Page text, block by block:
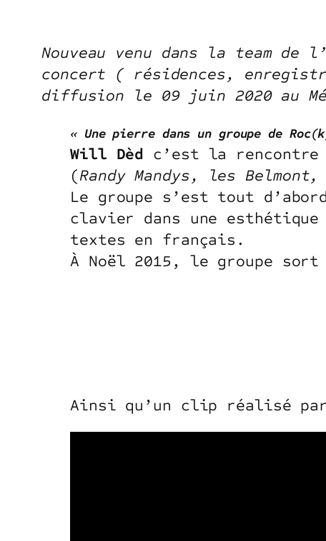
Nouveau venu dans la team de
concert ( résidences,
diffusion le 09 juin 2020 au
« Une pierre dans un groupe de
Will Dèd c’est la rencontre
(Randy Mandys, les
Le groupe s’est tout
clavier dans une
textes en français.
À Noël 2015, le groupe
Ainsi qu’un clip réalisé